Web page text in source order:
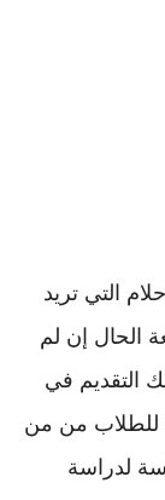
التي تريد
الحال إن لم
التقديم في
للطلاب من من
لدراسة